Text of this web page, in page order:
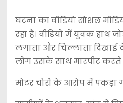
घटना का वीडियो सोशल
रहा है। वीडियो में युवक हाथ
लगाता और चिल्लाता दिखाई
लोग उसके साथ मारपीट करते
मोटर चोरी के आरोप में